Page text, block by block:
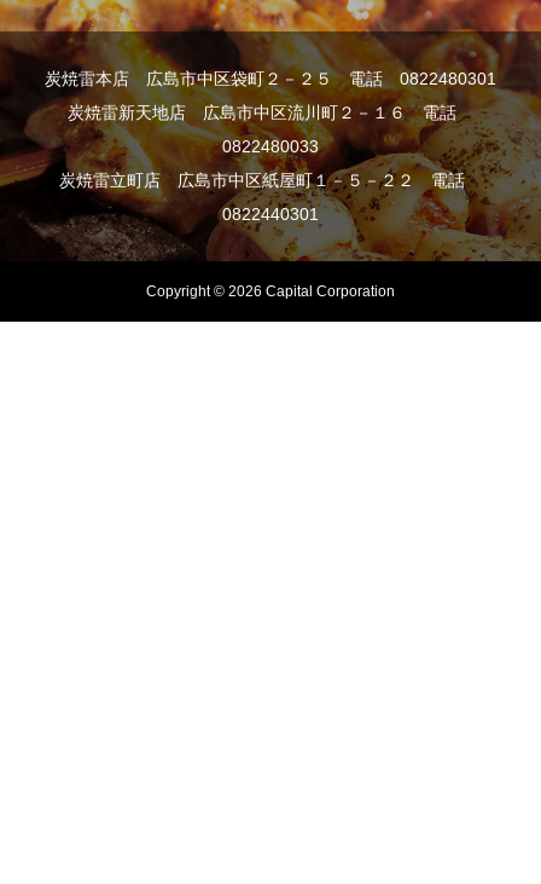
炭焼雷本店 広島市中区袋町２－２５ 電話 0822480301
炭焼雷新天地店 広島市中区流川町２－１６ 電話
0822480033
炭焼雷立町店 広島市中区紙屋町１－５－２２ 電話
0822440301
Copyright © 2026 Capital Corporation